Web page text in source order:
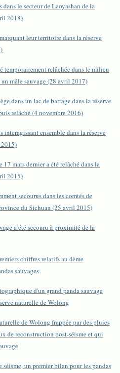
le secteur de Laoyashan de la
2018)
leur territoire dans la réserve
temporairement relâchée dans le milieu
mâle sauvage (28 avril 2017)
dans un lac de barrage dans la réserve
relâché (4 novembre 2016)
interagissant ensemble dans la réserve
17 mars dernier a été relâché dans la
2015)
secourus dans les comtés de
du Sichuan (25 avril 2015)
a été secouru à proximité de la
chiffres relatifs au 4ème
sauvages
d'un grand panda sauvage
naturelle de Wolong
de Wolong frappée par des pluies
de reconstruction post-séisme et qui
séisme, un premier bilan pour les pandas